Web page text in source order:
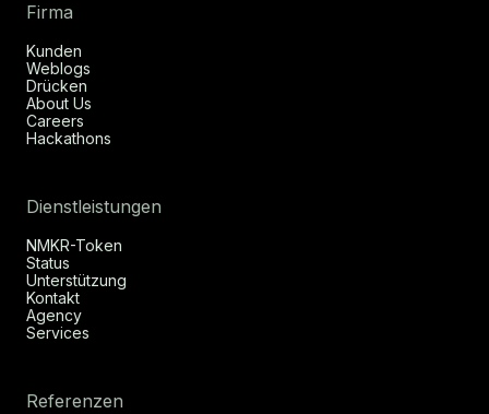
Firma
Kunden
Weblogs
Drücken
About Us
Careers
Hackathons
Dienstleistungen
NMKR-Token
Status
Unterstützung
Kontakt
Agency
Services
Referenzen